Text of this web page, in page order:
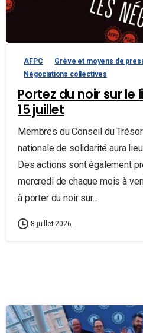
AFPC
Grève et moyens de
Négociations collectives
Portez du noir sur le
15 juillet
Membres du Conseil du
nationale de solidarité aura
Des actions sont également
mercredi de chaque mois à
à porter du noir sur...
8 juillet 2026